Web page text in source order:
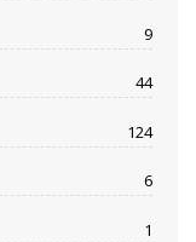
9
44
124
6
1